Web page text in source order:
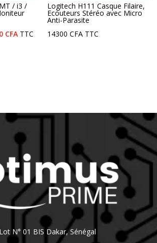
/ i3 /
CFALeTTC
Logitech H111 Casque Filaire,
Ecouteurs Stéréo avec Micro
Anti-Parasite
14300CFA TTC
N° 01 BIS Dakar, Sénégal